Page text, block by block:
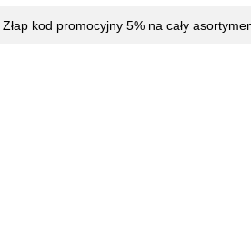
kod promocyjny 5% na cały